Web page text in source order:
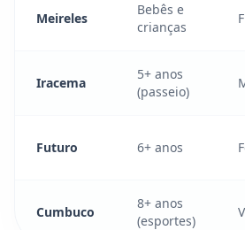
Meireles
Bebês e
crianças
Iracema
5+ anos
(passeio)
Futuro 6+ anos
Cumbuco
8+ anos
(esportes)